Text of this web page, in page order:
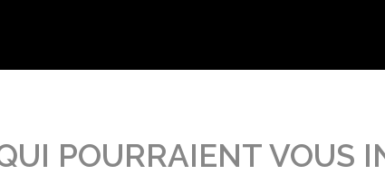
POURRAIENT VOUS